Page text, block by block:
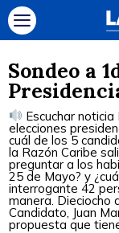
Sondeo a
Escuchar
elecciones
cuál de los 5
la Razón Caribe
preguntar a los
25 de Mayo? y
interrogante 42
manera. Dieciocho
Candidato, Juan
propuesta que